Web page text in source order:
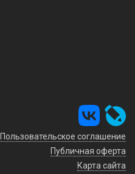
Пользовательское соглашение
Публичная оферта
Карта сайта